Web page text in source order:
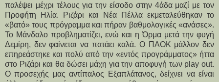
παλέψει μέχρι τέλους για την είσοδο στην 4άδα μαζί με τον
Προφήτη Ηλία. Ριζάρι και Νέα Πέλλα εκμεταλεύθηκαν το
«βατό» τους πρόγραμμα και πήραν βαθμολογικές «ανάσες».
Το Μάνδαλο προβληματίζει, ενώ και η Όρμα μετά την φυγή
Δεμίρη, δεν φαίνεται να πατάει καλά. Ο ΠΑΟΚ μάλλον δεν
επηρεάστηκε και πολύ από την «εντός προγράμματος» ήττα
στο Ριζάρι και θα δώσει μάχη για την αποφυγή των play out.
Ο προσεχής μας αντίπαλος Εξαπλάτανος, δείχνει να είναι